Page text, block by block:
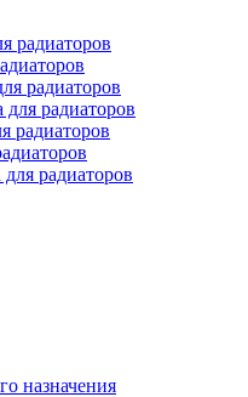
радиаторов
радиаторов
радиаторов
радиаторов
радиаторов
назначения